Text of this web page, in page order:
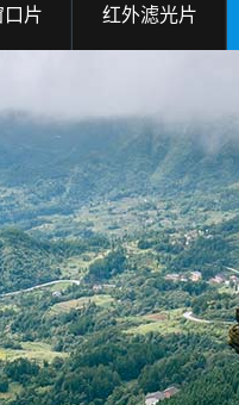
口片 红外滤光片